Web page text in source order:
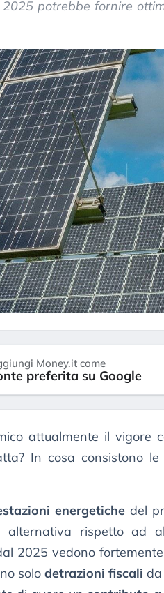
potrebbe fornire
Money.it come
preferita su Google
attualmente il vigore
In cosa consistono
energetichedel
alternativa rispetto ad
2025 vedono
solo detrazioni fiscali
alla
il
«La mia
in preda al
della bolla
Kospi,
30 luglio 2026